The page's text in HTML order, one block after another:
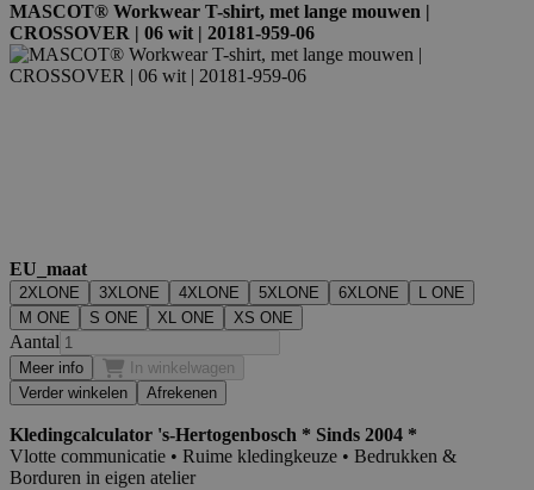
MASCOT® Workwear T-shirt, met lange mouwen |
CROSSOVER | 06 wit | 20181-959-06
EU_maat
2XLONE 3XLONE 4XLONE 5XLONE 6XLONE
L ONE
M ONE
S ONE XL ONE XS ONE
Aantal
Meer info
In winkelwagen
Verder winkelen
Afrekenen
Kledingcalculator 's-Hertogenbosch * Sinds 2004 *
Vlotte communicatie • Ruime kledingkeuze • Bedrukken &
Borduren in eigen atelier